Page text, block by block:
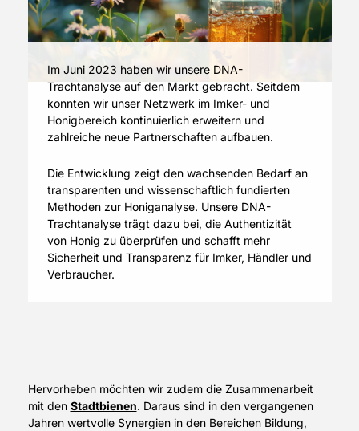
Im Juni 2023 haben wir unsere DNA-
Trachtanalyse auf den Markt gebracht. Seitdem
konnten wir unser Netzwerk im Imker- und
Honigbereich kontinuierlich erweitern und
zahlreiche neue Partnerschaften aufbauen.
Die Entwicklung zeigt den wachsenden Bedarf an
transparenten und wissenschaftlich fundierten
Methoden zur Honiganalyse. Unsere DNA-
Trachtanalyse trägt dazu bei, die Authentizität
von Honig zu überprüfen und schafft mehr
Sicherheit und Transparenz für Imker, Händler und
Verbraucher.
Hervorheben möchten wir zudem die Zusammenarbeit
mit den Stadtbienen. Daraus sind in den vergangenen
Jahren wertvolle Synergien in den Bereichen Bildung,